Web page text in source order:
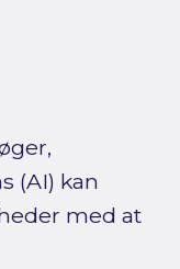
(AI) kan
med at